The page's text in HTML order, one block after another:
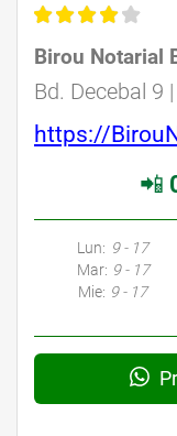
Birou Notarial
Bd. Decebal 9
https://
📲
Avocati Bucuresti • Cabinete Avocatura Bucuresti •
Lun: 9 - 17
Mar: 9 - 17
Mie: 9 - 17